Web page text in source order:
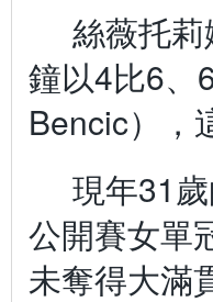
絲薇托
鐘以4比6、
Bencic），
現年31
公開賽女單
未奪得大滿